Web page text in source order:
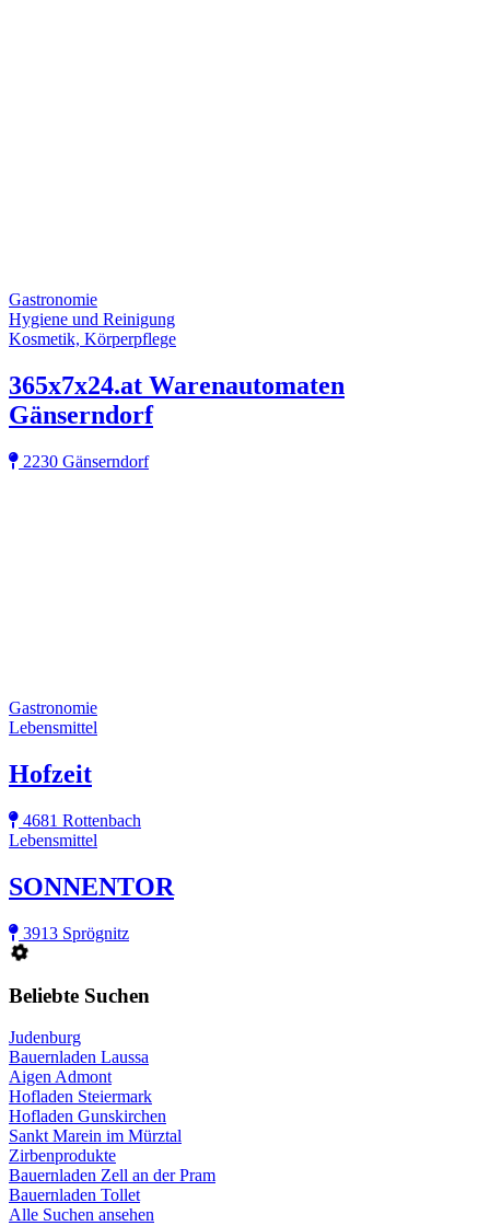
Gastronomie
Hygiene und Reinigung
Kosmetik, Körperpflege
365x7x24.at Warenautomaten
Gänserndorf
2230 Gänserndorf
Gastronomie
Lebensmittel
Hofzeit
4681 Rottenbach
Lebensmittel
SONNENTOR
3913 Sprögnitz
Beliebte Suchen
Judenburg
Bauernladen Laussa
Aigen Admont
Hofladen Steiermark
Hofladen Gunskirchen
Sankt Marein im Mürztal
Zirbenprodukte
Bauernladen Zell an der Pram
Bauernladen Tollet
Alle Suchen ansehen